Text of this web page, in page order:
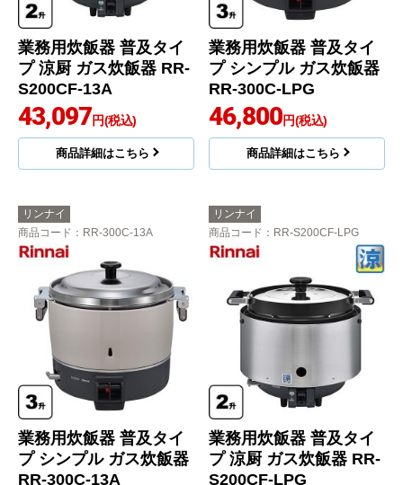
業務用炊飯器 普及タイ
プ 涼厨 ガス炊飯器 RR-
S200CF-13A
43,097円(税込)
商品詳細はこちら
業務用炊飯器 普及タイ
プ シンプル ガス炊飯器
RR-300C-LPG
46,800円(税込)
商品詳細はこちら
リンナイ
商品コード ：RR-300C-13A
業務用炊飯器 普及タイ
プ シンプル ガス炊飯器
RR-300C-13A
リンナイ
商品コード ：RR-S200CF-LPG
業務用炊飯器 普及タイ
プ 涼厨 ガス炊飯器 RR-
S200CF-LPG